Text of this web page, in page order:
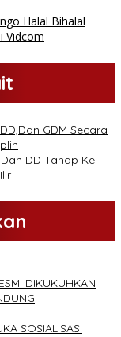
Halal Bihalal
Vidcom
GDM Secara
DD Tahap Ke –
DIKUKUHKAN
SOSIALISASI